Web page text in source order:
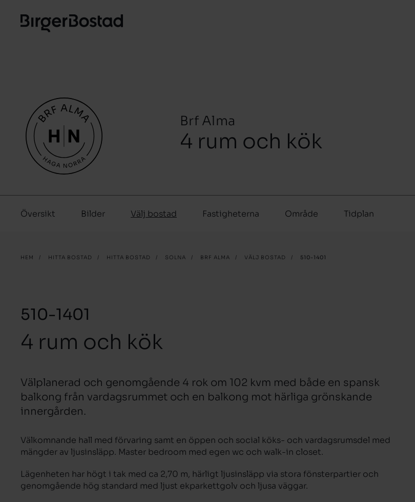
Brf Alma
4 rum och kök
Översikt Bilder Välj bostad Fastigheterna Område Tidplan
HEM / HITTA BOSTAD / HITTA BOSTAD / SOLNA / BRF ALMA / VÄLJ BOSTAD / 510-1401
510-1401
4 rum och kök
Välplanerad och genomgående 4 rok om 102 kvm med både en spansk
balkong från vardagsrummet och en balkong mot härliga grönskande
innergården.
Välkomnande hall med förvaring samt en öppen och social köks- och vardagsrumsdel med
mängder av ljusinsläpp. Master bedroom med egen wc och walk-in closet.
Lägenheten har högt i tak med ca 2,70 m, härligt ljusinsläpp via stora fönsterpartier och
genomgående hög standard med ljust ekparkettgolv och ljusa väggar.